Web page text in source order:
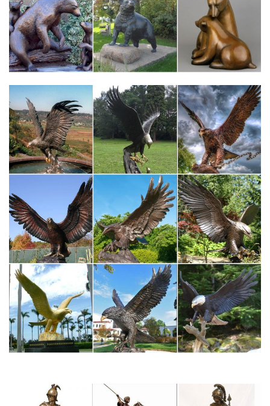
Снежный барс – сакральный символ казахского народа и его
предков, для которых этот редкий и загадочный зверь
является животным-тотемом и непременным персонажем
произведений изобразительного искусства, выполненных в
знаменитом скифо-алтайском зверином стиле.
Скульптура – разновидности и техника исполнения
Скульптура, как вид изобразительного искусства, возникла
очень давно.Различаются круглая скульптура (статуя, группа,
статуэтка, бюст (изваяние головы с частью груди)Декоративно-
прикладное искусство и скульптура малых форм образуют
симбиоз друг с…
Декоративно-прикладное искусство
Виды декоративно-прикладного искусства.Яркая, нарядная
дымковская игрушка стала своеобразным символом Вятской
земли.ХУДОЖЕСТВЕННАЯ ОБРАБОТКА КОЖИ – 1) Вид
декоративно-прикладного искусства, изготовление из кожи
различных предметов как…
Волшебство Мейсенского фарфора. Жанровые статуэтки
Помню, что могла подолгу разглядывать фарфоровых лисичку,
собаку, зайчика и"Three-decor") — вид декоративно-
прикладного искусства, название которого указывает на
способ выполнения изделий, заключается в…Да, цена на
такие статуэтки просто нереально высока.
× Планируешь свой отпуск? Узнай цены на авиабилеты!